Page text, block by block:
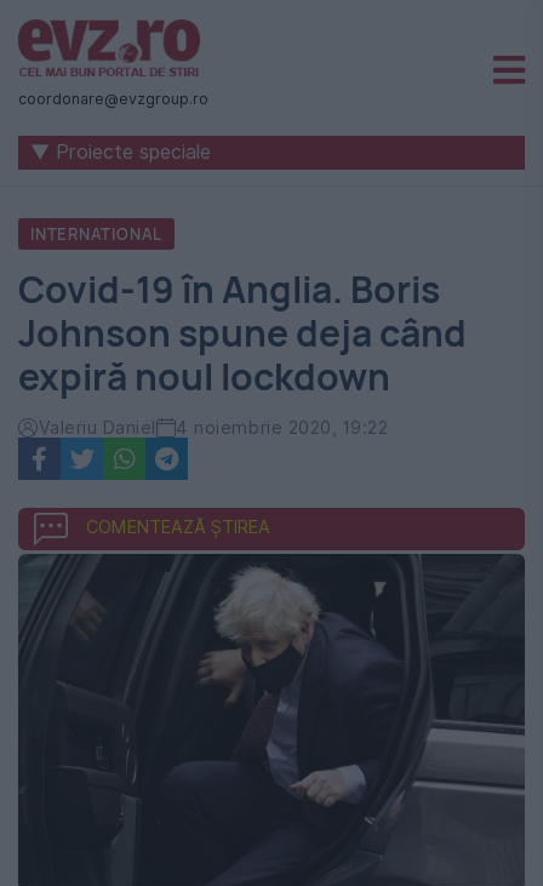
Știri
naționale
internaționale
România
-
Evenimentul
Zilei
coordonare@evzgroup.ro
▼ Proiecte speciale
INTERNATIONAL
Covid-19 în Anglia. Boris
Johnson spune deja când
expiră noul lockdown
Valeriu Daniel 4 noiembrie 2020, 19:22
COMENTEAZĂ ȘTIREA